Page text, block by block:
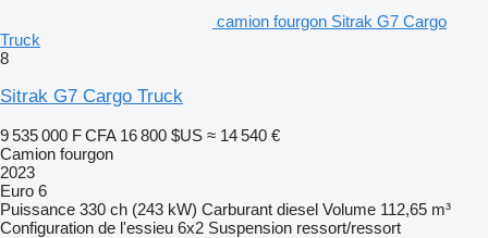
camion fourgon Sitrak G7 Cargo
Truck
8
Sitrak G7 Cargo Truck
9 535 000 F CFA 16 800 $US ≈ 14 540 €
Camion fourgon
2023
Euro 6
Puissance 330 ch (243 kW) Carburant diesel Volume 112,65 m³
Configuration de l'essieu 6x2 Suspension ressort/ressort